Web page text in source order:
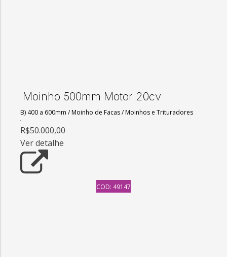
Moinho 500mm Motor 20cv
B) 400 a 600mm /Moinho de Facas/Moinhos e Trituradores
R$50.000,00
Ver detalhe
COD: 49147